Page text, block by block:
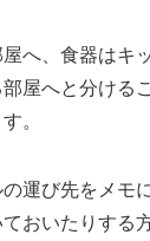
へ、食器はキ
屋へと分ける
。
運び先をメモ
おいたりする